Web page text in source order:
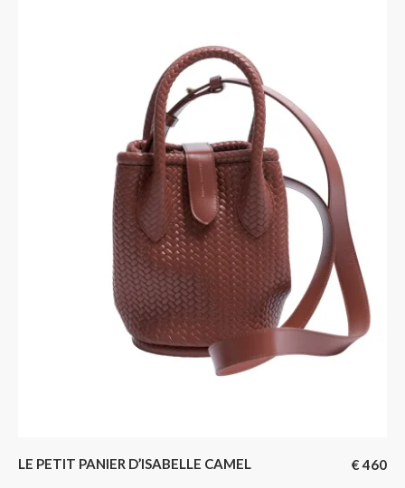
LE PETIT PANIER D’ISABELLE CAMEL €460